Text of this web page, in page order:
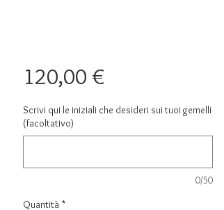
120,00 €Prezzo
Scrivi qui le iniziali che desideri sui tuoi gemelli
(facoltativo)
0/50
Quantità *